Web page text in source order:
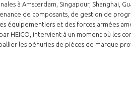
à Amsterdam, Singapour, Shanghai,
de composants, de gestion de
équipementiers et des forces armées
HEICO, intervient à un moment où les
les pénuries de pièces de marque
Découvrez les avantages d'adhérer
données
DEMANDE